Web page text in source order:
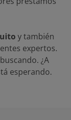
y también
expertos.
¿A
esperando.